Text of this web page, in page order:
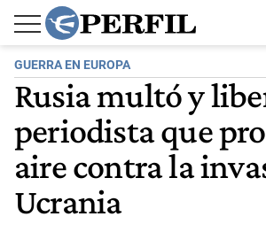
GUERRA EN EUROPA
Rusia multó y
periodista que
aire contra la
Ucrania